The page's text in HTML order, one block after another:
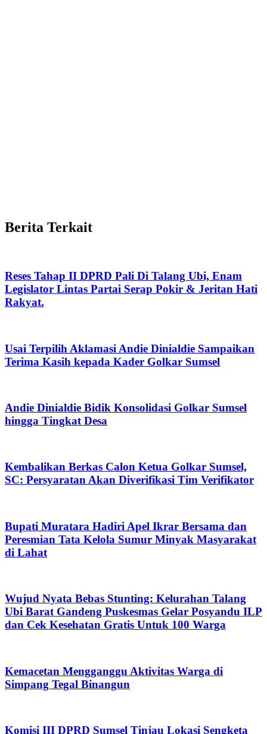
Berita Terkait
Reses Tahap II DPRD Pali Di Talang Ubi, Enam
Legislator Lintas Partai Serap Pokir & Jeritan Hati
Rakyat.
Usai Terpilih Aklamasi Andie Dinialdie Sampaikan
Terima Kasih kepada Kader Golkar Sumsel
Andie Dinialdie Bidik Konsolidasi Golkar Sumsel
hingga Tingkat Desa
Kembalikan Berkas Calon Ketua Golkar Sumsel,
SC: Persyaratan Akan Diverifikasi Tim Verifikator
Bupati Muratara Hadiri Apel Ikrar Bersama dan
Peresmian Tata Kelola Sumur Minyak Masyarakat
di Lahat
Wujud Nyata Bebas Stunting: Kelurahan Talang
Ubi Barat Gandeng Puskesmas Gelar Posyandu ILP
dan Cek Kesehatan Gratis Untuk 100 Warga
Kemacetan Mengganggu Aktivitas Warga di
Simpang Tegal Binangun
Komisi III DPRD Sumsel Tinjau Lokasi Sengketa